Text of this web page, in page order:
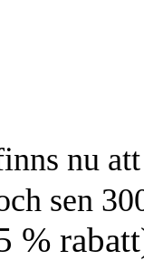
nu
sen
%